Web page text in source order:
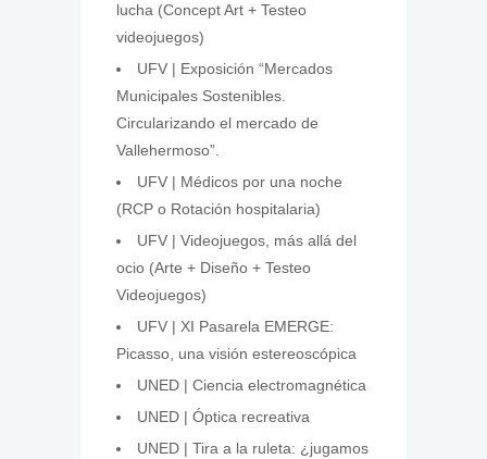
lucha (Concept Art + Testeo
videojuegos)
UFV | Exposición “Mercados
Municipales Sostenibles.
Circularizando el mercado de
Vallehermoso”.
UFV | Médicos por una noche
(RCP o Rotación hospitalaria)
UFV | Videojuegos, más allá del
ocio (Arte + Diseño + Testeo
Videojuegos)
UFV | XI Pasarela EMERGE:
Picasso, una visión estereoscópica
UNED | Ciencia electromagnética
UNED | Óptica recreativa
UNED | Tira a la ruleta: ¿jugamos